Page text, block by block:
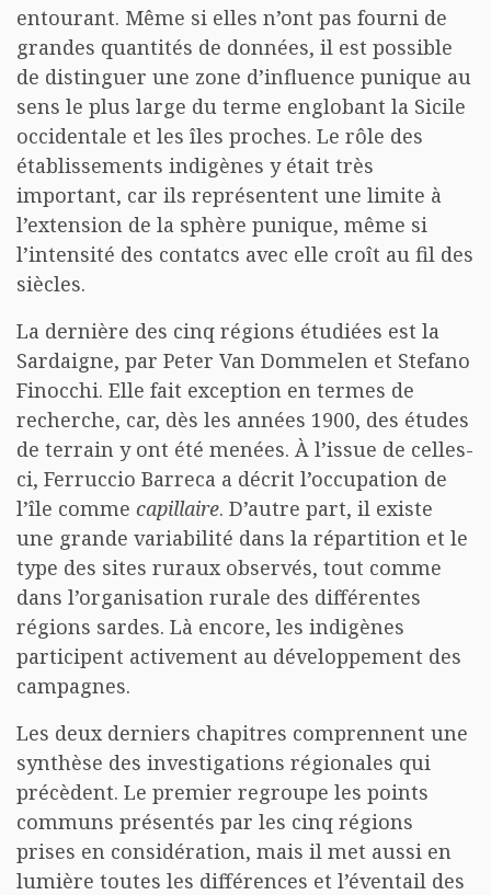
entourant. Même si elles n’ont pas fourni de
grandes quantités de données, il est possible
de distinguer une zone d’influence punique au
sens le plus large du terme englobant la Sicile
occidentale et les îles proches. Le rôle des
établissements indigènes y était très
important, car ils représentent une limite à
l’extension de la sphère punique, même si
l’intensité des contatcs avec elle croît au fil des
siècles.
La dernière des cinq régions étudiées est la
Sardaigne, par Peter Van Dommelen et Stefano
Finocchi. Elle fait exception en termes de
recherche, car, dès les années 1900, des études
de terrain y ont été menées. À l’issue de celles-
ci, Ferruccio Barreca a décrit l’occupation de
l’île comme capillaire. D’autre part, il existe
une grande variabilité dans la répartition et le
type des sites ruraux observés, tout comme
dans l’organisation rurale des différentes
régions sardes. Là encore, les indigènes
participent activement au développement des
campagnes.
Les deux derniers chapitres comprennent une
synthèse des investigations régionales qui
précèdent. Le premier regroupe les points
communs présentés par les cinq régions
prises en considération, mais il met aussi en
lumière toutes les différences et l’éventail des